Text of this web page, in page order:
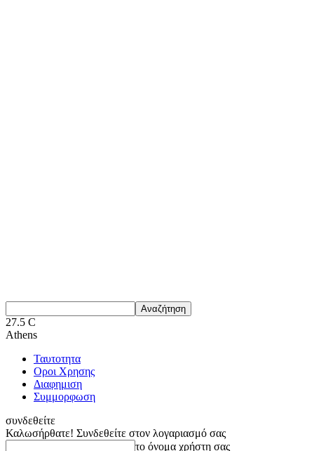
27.5 C
Athens
Ταυτοτητα
Οροι Χρησης
Διαφημιση
Συμμορφωση
συνδεθείτε
Καλωσήρθατε! Συνδεθείτε στον λογαριασμό σας
το όνομα χρήστη σας